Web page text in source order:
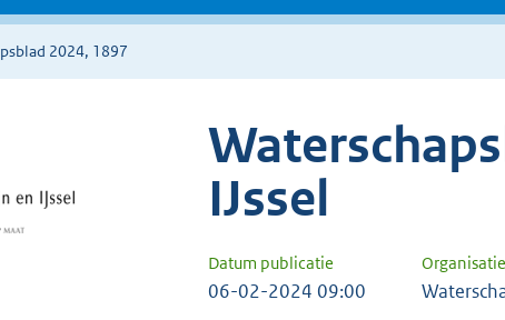
2024, 1897
IJssel
Datum publicatie Organisatie
06-02-2024 09:00